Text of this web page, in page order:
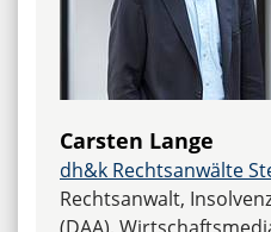
Carsten Lange
dh&k Rechtsanwälte
Rechtsanwalt,
(DAA),